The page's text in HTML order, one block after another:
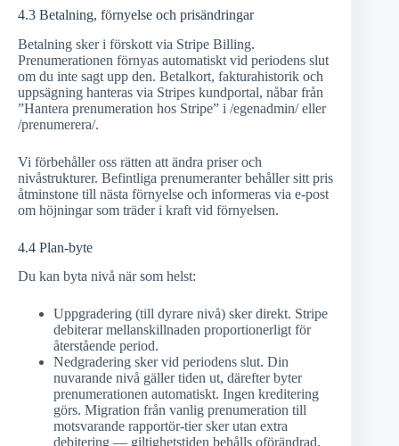
4.3 Betalning, förnyelse och prisändringar
Betalning sker i förskott via Stripe Billing.
Prenumerationen förnyas automatiskt vid periodens slut
om du inte sagt upp den. Betalkort, fakturahistorik och
uppsägning hanteras via Stripes kundportal, nåbar från
”Hantera prenumeration hos Stripe” i /egenadmin/ eller
/prenumerera/.
Vi förbehåller oss rätten att ändra priser och
nivåstrukturer. Befintliga prenumeranter behåller sitt pris
åtminstone till nästa förnyelse och informeras via e-post
om höjningar som träder i kraft vid förnyelsen.
4.4 Plan-byte
Du kan byta nivå när som helst:
Uppgradering (till dyrare nivå) sker direkt. Stripe
debiterar mellanskillnaden proportionerligt för
återstående period.
Nedgradering sker vid periodens slut. Din
nuvarande nivå gäller tiden ut, därefter byter
prenumerationen automatiskt. Ingen kreditering
görs. Migration från vanlig prenumeration till
motsvarande rapportör-tier sker utan extra
debitering — giltighetstiden behålls oförändrad.